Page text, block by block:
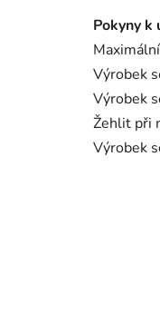
Pokyny k
Výrobek
Výrobek
Žehlit při
Výrobek